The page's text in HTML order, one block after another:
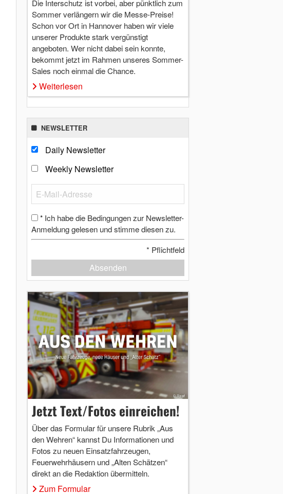
Die Interschutz ist vorbei, aber pünktlich zum
Sommer verlängern wir die Messe-Preise!
Schon vor Ort in Hannover haben wir viele
unserer Produkte stark vergünstigt
angeboten. Wer nicht dabei sein konnte,
bekommt jetzt im Rahmen unseres Sommer-
Sales noch einmal die Chance.
Weiterlesen
NEWSLETTER
Daily Newsletter
Weekly Newsletter
* Ich habe die Bedingungen zur Newsletter-
Anmeldung gelesen und stimme diesen zu.
* Pflichtfeld
Absenden
Jetzt Text/Fotos einreichen!
Über das Formular für unsere Rubrik „Aus
den Wehren“ kannst Du Informationen und
Fotos zu neuen Einsatzfahrzeugen,
Feuerwehrhäusern und „Alten Schätzen“
direkt an die Redaktion übermitteln.
Zum Formular